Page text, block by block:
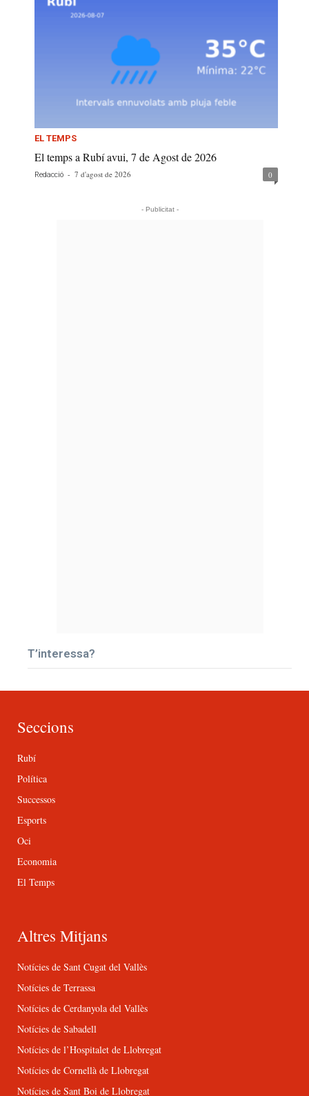
EL TEMPS
El temps a Rubí avui, 7 de Agost de 2026
Redacció - 7 d'agost de 2026 0
- Publicitat -
T’interessa?
Seccions
Rubí
Política
Successos
Esports
Oci
Economia
El Temps
Altres Mitjans
Notícies de Sant Cugat del Vallès
Notícies de Terrassa
Notícies de Cerdanyola del Vallès
Notícies de Sabadell
Notícies de l’Hospitalet de Llobregat
Notícies de Cornellà de Llobregat
Notícies de Sant Boi de Llobregat